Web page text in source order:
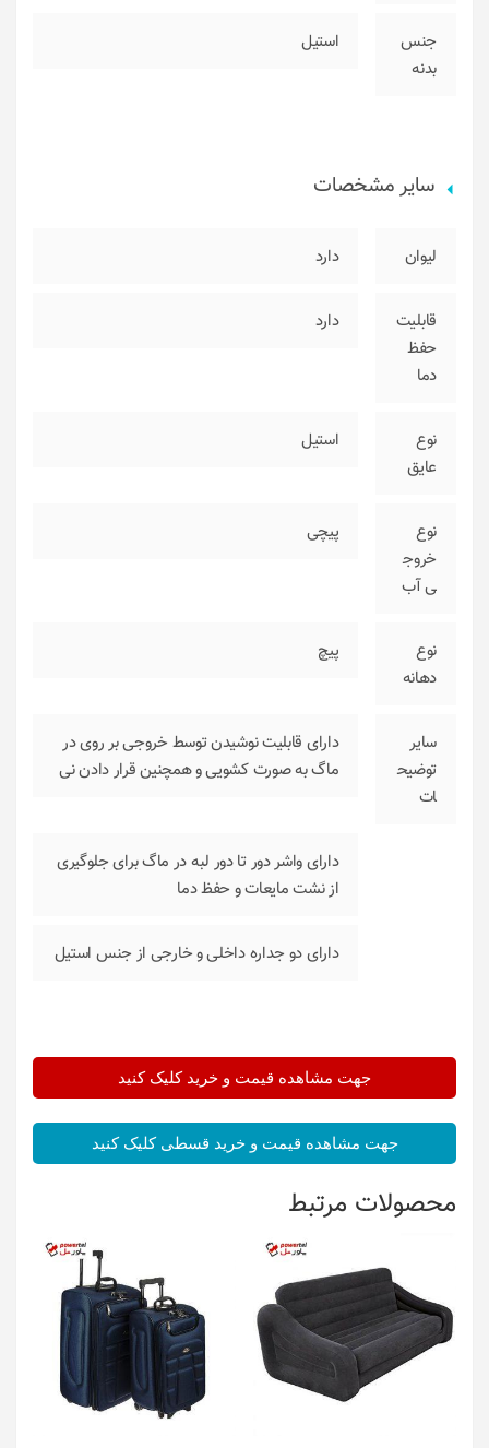
جنس
بدنه
استیل
سایر مشخصات
لیوان دارد
قابلیت
حفظ
دما
دارد
نوع
عایق
استیل
نوع
خروج
ی آب
پیچی
نوع
دهانه
پیچ
سایر
توضیح
ات
دارای قابلیت نوشیدن توسط خروجی بر روی در
ماگ به صورت کشویی و همچنین قرار دادن نی
دارای واشر دور تا دور لبه در ماگ برای جلوگیری
از نشت مایعات و حفظ دما
دارای دو جداره داخلی و خارجی از جنس استیل
جهت مشاهده قیمت و خرید کلیک کنید
جهت مشاهده قیمت و خرید قسطی کلیک کنید
محصولات مرتبط